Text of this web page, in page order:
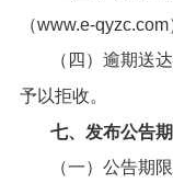
（www.e-
（四）逾期送
予以拒收。
七、发布公告
（一）公告期限